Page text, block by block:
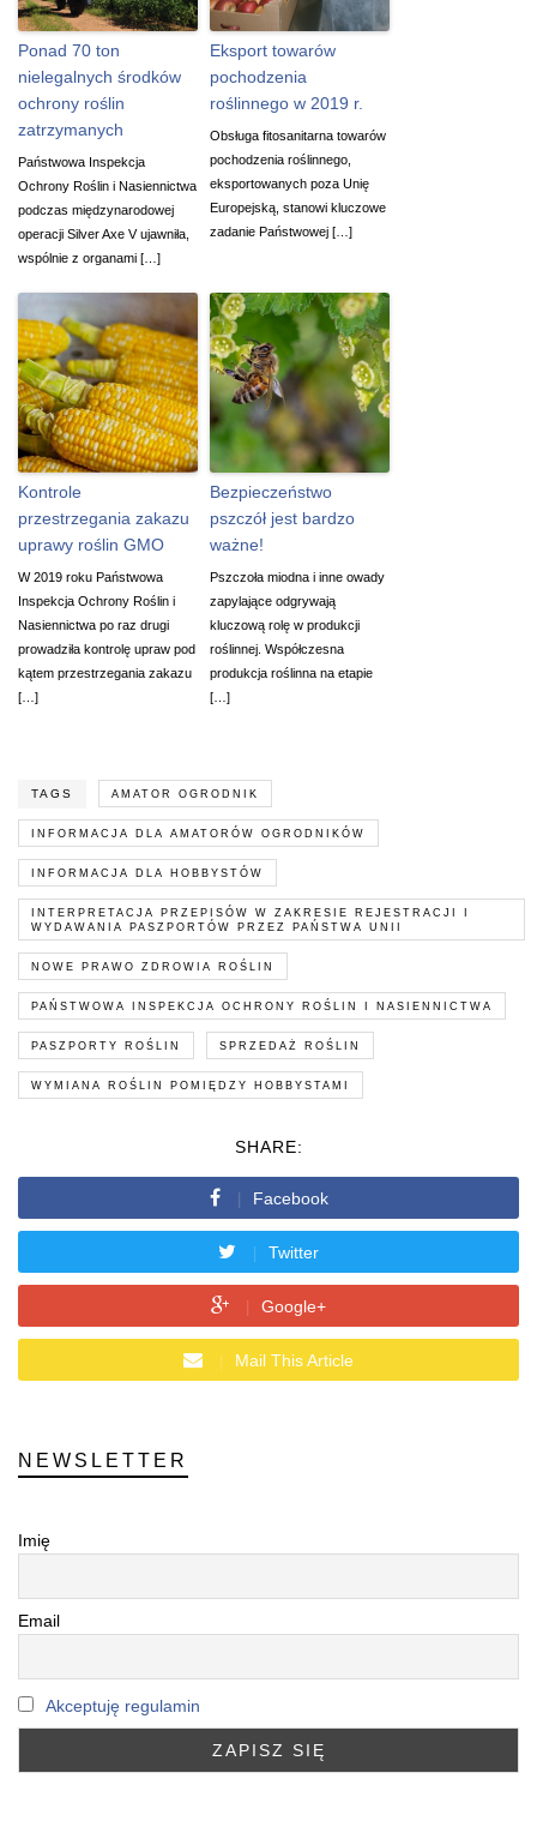
Ponad 70 ton
nielegalnych środków
ochrony roślin
zatrzymanych
Państwowa Inspekcja
Ochrony Roślin i Nasiennictwa
podczas międzynarodowej
operacji Silver Axe V ujawniła,
wspólnie z organami […]
Eksport towarów
pochodzenia
roślinnego w 2019 r.
Obsługa fitosanitarna towarów
pochodzenia roślinnego,
eksportowanych poza Unię
Europejską, stanowi kluczowe
zadanie Państwowej […]
Kontrole
przestrzegania zakazu
uprawy roślin GMO
W 2019 roku Państwowa
Inspekcja Ochrony Roślin i
Nasiennictwa po raz drugi
prowadziła kontrolę upraw pod
kątem przestrzegania zakazu
[…]
Bezpieczeństwo
pszczół jest bardzo
ważne!
Pszczoła miodna i inne owady
zapylające odgrywają
kluczową rolę w produkcji
roślinnej. Współczesna
produkcja roślinna na etapie
[…]
TAGS AMATOR OGRODNIK
INFORMACJA DLA AMATORÓW OGRODNIKÓW
INFORMACJA DLA HOBBYSTÓW
INTERPRETACJA PRZEPISÓW W ZAKRESIE REJESTRACJI I
WYDAWANIA PASZPORTÓW PRZEZ PAŃSTWA UNII
NOWE PRAWO ZDROWIA ROŚLIN
PAŃSTWOWA INSPEKCJA OCHRONY ROŚLIN I NASIENNICTWA
PASZPORTY ROŚLIN SPRZEDAŻ ROŚLIN
WYMIANA ROŚLIN POMIĘDZY HOBBYSTAMI
SHARE:
Facebook
Twitter
Google+
Mail This Article
NEWSLETTER
Imię
Email
Akceptuję regulamin